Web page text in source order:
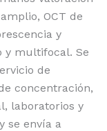
OCT de
y
y multifocal. Se
de
concentración,
laboratorios y
se envía a